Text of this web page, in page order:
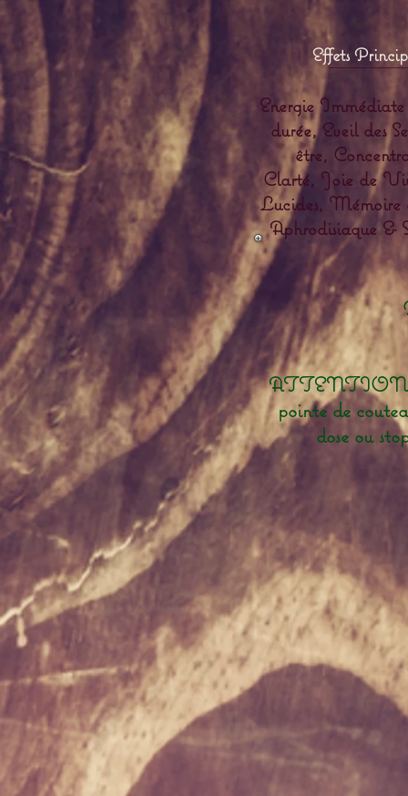
ATTENTION :
pointe de
dose ou
Effets
Energie
durée, Eveil des
être,
Clarté, Joie de
Lucides, Mémoire
Aphrodisiaque &